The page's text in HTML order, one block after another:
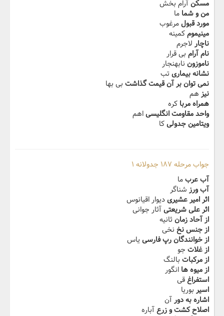
مسکنآرام بخش
من و شما ما
مورد قبولمرغوب
مینیمومکمینه
ناچار لاجرم
نام آرام بی قرار
ناموزون نابهنجار
نشانه بیماری تب
نمی توان بر آن قیمت گذاشت بی بها
نیز هم
همراه مربا کره
واحد مقاومت انگلیسیاهم
ویتامین جدولیکا
جواب مرحله ۱۸۷ جدولانه ۱
آب عربما
آب ورز شناگر
اثر امیر عشیریدیوار اقیانوس
اثر علی شریعتیآثار جوانی
از آحاد زمان ثانیه
از جنس نخ نخی
از خوانندگان رپ فارسی یاس
از غلات جو
از مرکبات بالنگ
از میوه ها انگور
استفراغقی
اسیر بوریا
اشاره به دورآن
اصلاح کشت و زرعآباره